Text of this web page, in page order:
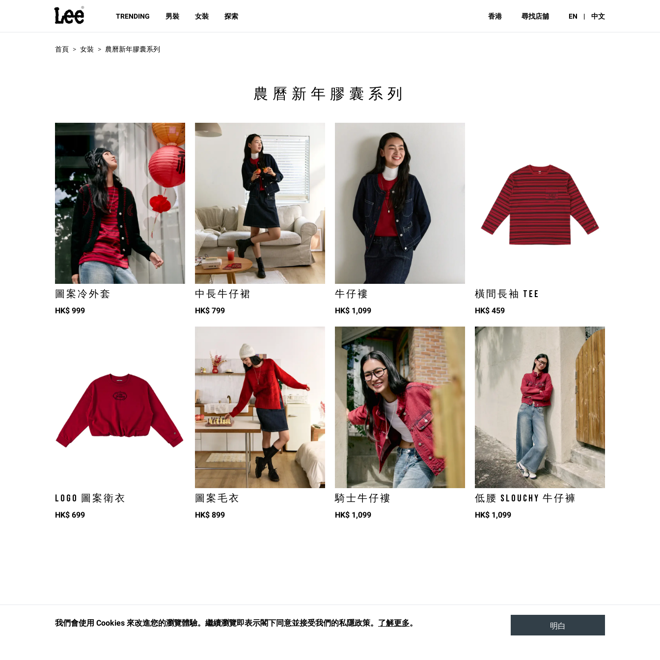
TRENDING 男裝 女裝 探索 香港 尋找店舖 EN | 中文
首頁 女裝 農曆新年膠囊系列
農曆新年膠囊系列
圖案冷外套
HK$ 999
中長牛仔裙
HK$ 799
牛仔褸
HK$ 1,099
橫間長袖 TEE
HK$ 459
LOGO 圖案衛衣
HK$ 699
圖案毛衣
HK$ 899
騎士牛仔褸
HK$ 1,099
低腰 SLOUCHY 牛仔褲
HK$ 1,099
我們會使用 Cookies 來改進您的瀏覽體驗。繼續瀏覽即表示閣下同意並接受我們的私隱政策。 了解更多。 明白
TOP